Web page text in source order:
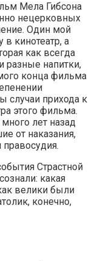
Мела Гибсона
нецерковных
Один мой
кинотеатр, а
как всегда
разные напитки,
конца фильма
случаи прихода к
этого фильма.
лет назад
от наказания,
правосудия.
Страстной
какая
велики были
конечно,